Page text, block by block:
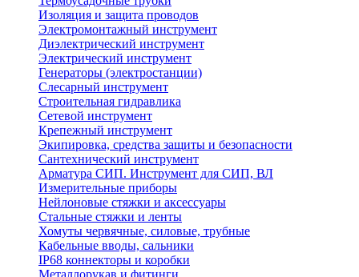
Изоляция и защита проводов
Электромонтажный инструмент
Диэлектрический инструмент
Электрический инструмент
Генераторы (электростанции)
Слесарный инструмент
Строительная гидравлика
Сетевой инструмент
Крепежный инструмент
Экипировка, средства защиты и безопасности
Сантехнический инструмент
Арматура СИП. Инструмент для СИП, ВЛ
Измерительные приборы
Нейлоновые стяжки и аксессуары
Стальные стяжки и ленты
Хомуты червячные, силовые, трубные
Кабельные вводы, сальники
IP68 коннекторы и коробки
Металлорукав и фитинги